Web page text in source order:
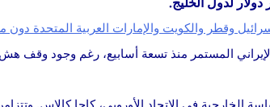
المستمر منذ تسعة أسابيع، رغم وجود وقف هش
الخارجية في الاتحاد الأوروبي، كاجا كالاس.